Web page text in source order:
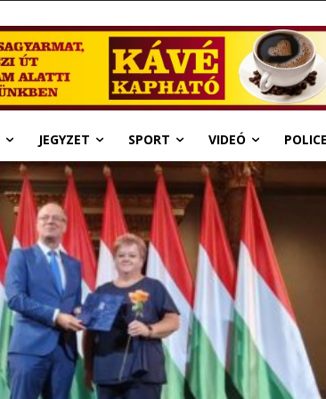
JEGYZET SPORT VIDEÓ